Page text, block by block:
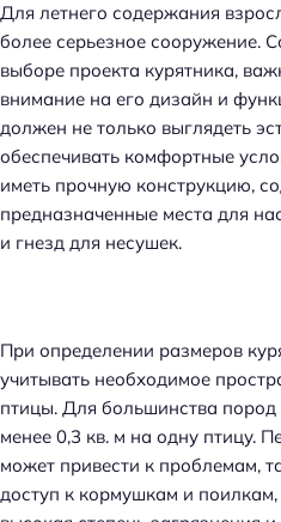
Для летнего содержания
более серьезное сооружение.
выборе проекта курятника,
внимание на его дизайн и
должен не только выглядеть
обеспечивать комфортные
иметь прочную конструкцию,
предназначенные места для
и гнезд для несушек.
При определении размеров
учитывать необходимое
птицы. Для большинства пород
менее 0,3 кв. м на одну птицу.
может привести к проблемам,
доступ к кормушкам и поилкам,